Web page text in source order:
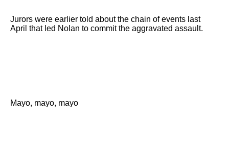
Jurors were earlier told about the chain of events last
April that led Nolan to commit the aggravated assault.
Mayo, mayo, mayo